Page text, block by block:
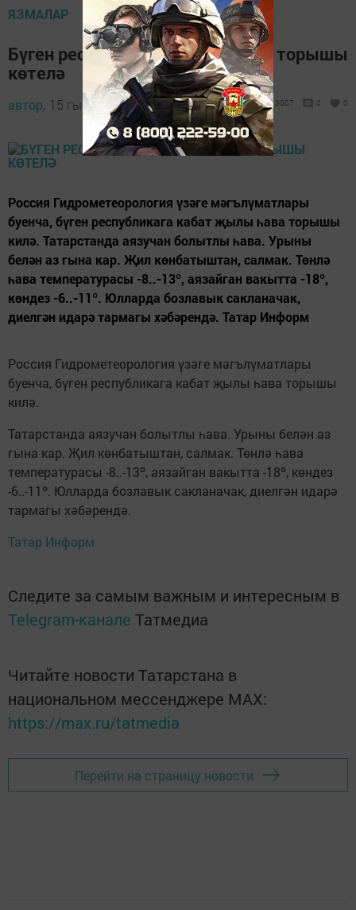
ЯЗМАЛАР
Бүген республикада җылы һава торышы
көтелә
автор, 15 гыйнвар 2018 - 05:12 3007 0 0
Россия Гидрометеорология үзәге мәгълүматлары
буенча, бүген республикага кабат җылы һава торышы
килә. Татарстанда аязучан болытлы һава. Урыны
белән аз гына кар. Җил көнбатыштан, салмак. Төнлә
һава температурасы -8..-13º, аязайган вакытта -18º,
көндез -6..-11º. Юлларда бозлавык сакланачак,
диелгән идарә тармагы хәбәрендә. Татар Информ
Россия Гидрометеорология үзәге мәгълүматлары
буенча, бүген республикага кабат җылы һава торышы
килә.
Татарстанда аязучан болытлы һава. Урыны белән аз
гына кар. Җил көнбатыштан, салмак. Төнлә һава
температурасы -8..-13º, аязайган вакытта -18º, көндез
-6..-11º. Юлларда бозлавык сакланачак, диелгән идарә
тармагы хәбәрендә.
Татар Информ
Следите за самым важным и интересным в
Telegram-канале Татмедиа
Читайте новости Татарстана в
национальном мессенджере MАХ:
https://max.ru/tatmedia
Перейти на страницу новости